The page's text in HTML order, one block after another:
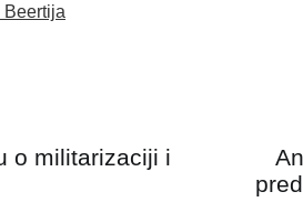
Beertija
o militarizaciji i